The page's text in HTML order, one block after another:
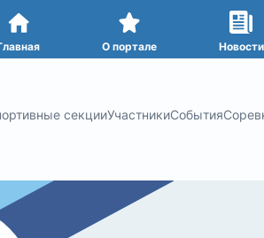
спорта О портале Новости
секцииУчастникиСобытия